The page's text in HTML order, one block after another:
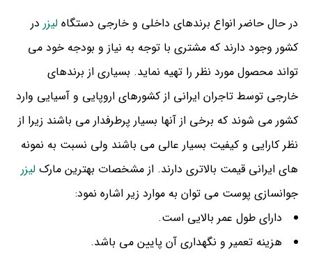
در حال حاضر انواع برندهای داخلی و خارجی دستگاه لیزر در
کشور وجود دارند که مشتری با توجه به نیاز و بودجه خود می
تواند محصول مورد نظر را تهیه نماید. بسیاری از برندهای
خارجی توسط تاجران ایرانی از کشورهای اروپایی و آسیایی وارد
کشور می شوند که برخی از آنها بسیار پرطرفدار می باشند زیرا از
نظر کارایی و کیفیت بسیار عالی می باشند ولی نسبت به نمونه
های ایرانی قیمت بالاتری دارند. از مشخصات بهترین مارک لیزر
جوانسازی پوست می توان به موارد زیر اشاره نمود:
دارای طول عمر بالایی است.
هزینه تعمیر و نگهداری آن پایین می باشد.